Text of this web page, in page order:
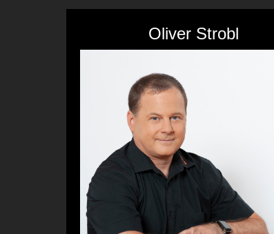
Oliver Strobl